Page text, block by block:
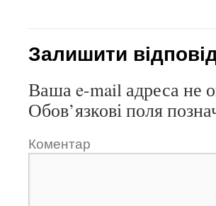
Залишити
Ваша e-mail адреса не
Обов’язкові поля
Коментар